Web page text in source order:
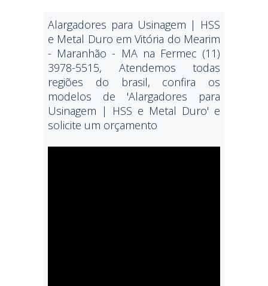
Alargadores para Usinagem | HSS
e Metal Duro em Vitória do Mearim
- Maranhão - MA na Fermec (11)
3978-5515, Atendemos todas
regiões do brasil, confira os
modelos de 'Alargadores para
Usinagem | HSS e Metal Duro' e
solicite um orçamento